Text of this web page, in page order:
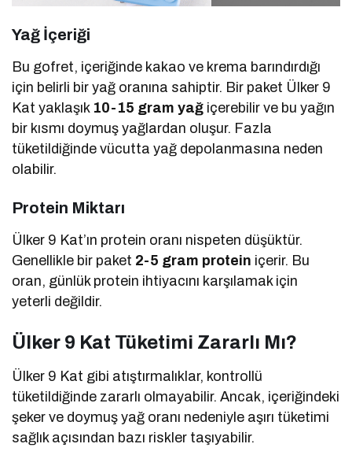
Yağ İçeriği
Bu gofret, içeriğinde kakao ve krema barındırdığı
için belirli bir yağ oranına sahiptir. Bir paket Ülker 9
Kat yaklaşık 10-15 gram yağ içerebilir ve bu yağın
bir kısmı doymuş yağlardan oluşur. Fazla
tüketildiğinde vücutta yağ depolanmasına neden
olabilir.
Protein Miktarı
Ülker 9 Kat’ın protein oranı nispeten düşüktür.
Genellikle bir paket 2-5 gram protein içerir. Bu
oran, günlük protein ihtiyacını karşılamak için
yeterli değildir.
Ülker 9 Kat Tüketimi Zararlı Mı?
Ülker 9 Kat gibi atıştırmalıklar, kontrollü
tüketildiğinde zararlı olmayabilir. Ancak, içeriğindeki
şeker ve doymuş yağ oranı nedeniyle aşırı tüketimi
sağlık açısından bazı riskler taşıyabilir.